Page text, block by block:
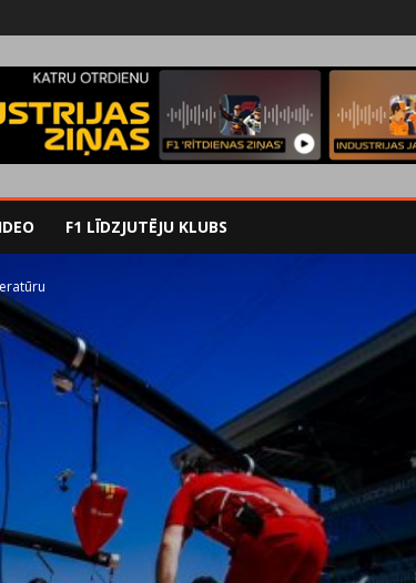
F1 LĪDZJUTĒJU KLUBS